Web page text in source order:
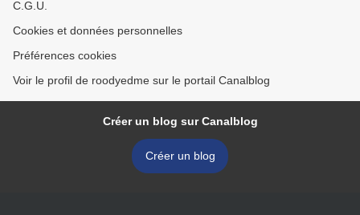
C.G.U.
Cookies et données personnelles
Préférences cookies
Voir le profil de roodyedme sur le portail Canalblog
Créer un blog sur Canalblog
Créer un blog